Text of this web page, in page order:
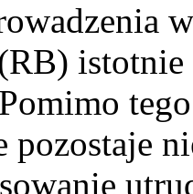
pozostaje